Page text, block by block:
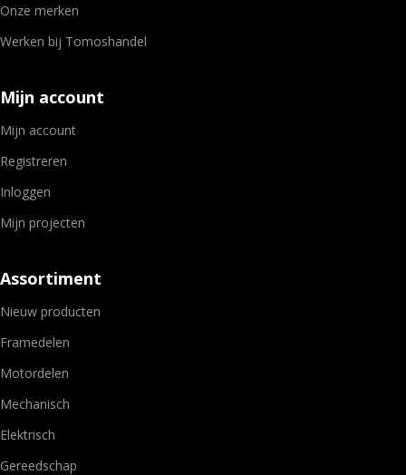
Onze merken
Werken bij Tomoshandel
Mijn account
Mijn account
Registreren
Inloggen
Mijn projecten
Assortiment
Nieuw producten
Framedelen
Motordelen
Mechanisch
Elektrisch
Gereedschap